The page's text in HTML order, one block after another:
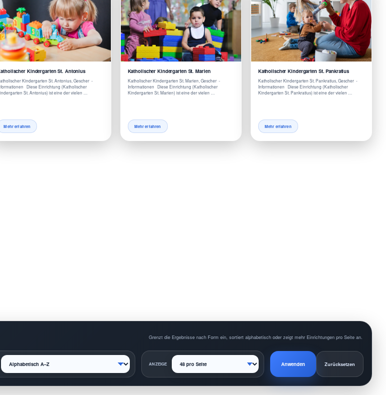
Kindergarten St. Antonius
Kindergarten St. Antonius, Gescher -
Diese Einrichtung (Katholischer
St. Antonius) ist eine der vielen …
Mehr erfahren
Katholischer Kindergarten St. Marien
Katholischer Kindergarten St. Marien, Gescher -
Informationen Diese Einrichtung (Katholischer
Kindergarten St. Marien) ist eine der vielen …
Mehr erfahren
Katholischer Kindergarten St. Pankratius
Katholischer Kindergarten St. Pankratius, Gescher -
Informationen Diese Einrichtung (Katholischer
Kindergarten St. Pankratius) ist eine der vielen …
Mehr erfahren
Grenzt die Ergebnisse nach Form ein, sortiert alphabetisch oder zeigt mehr Einrichtungen pro Seite an.
ANZEIGE Anwenden Zurücksetzen